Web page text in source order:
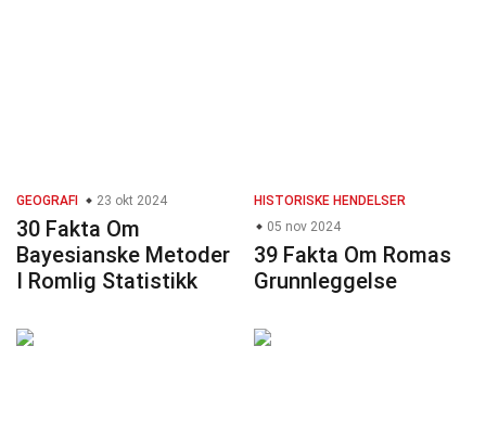
GEOGRAFI 23 okt 2024
30 Fakta Om
Bayesianske Metoder
I Romlig Statistikk
HISTORISKE HENDELSER
05 nov 2024
39 Fakta Om Romas
Grunnleggelse